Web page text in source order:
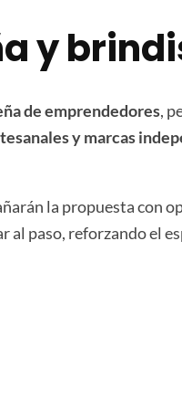
y
de emprendedores,
y marcas
la propuesta con
al paso, reforzando el